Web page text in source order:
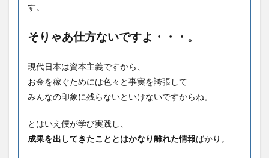
す。
そりゃあ仕方ないですよ・・・。
現代日本は資本主義ですから、
お金を稼ぐためには色々と事実を誇張して
みんなの印象に残らないといけないですからね。
とはいえ僕が学び実践し、
成果を出してきたこととはかなり離れた情報ばかり。